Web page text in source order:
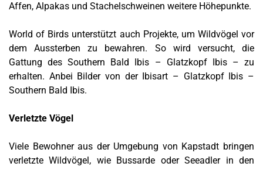
Affen, Alpakas und Stachelschweinen weitere Höhepunkte.
World of Birds unterstützt auch Projekte, um Wildvögel vor
dem Aussterben zu bewahren. So wird versucht, die
Gattung des Southern Bald Ibis – Glatzkopf Ibis – zu
erhalten. Anbei Bilder von der Ibisart – Glatzkopf Ibis –
Southern Bald Ibis.
Verletzte Vögel
Viele Bewohner aus der Umgebung von Kapstadt bringen
verletzte Wildvögel, wie Bussarde oder Seeadler in den